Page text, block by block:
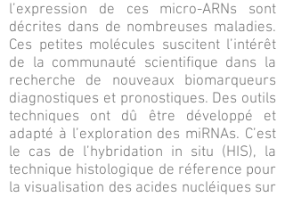
l’expression de ces micro-ARNs sont
décrites dans de nombreuses maladies.
Ces petites molécules suscitent l’intérêt
de la communauté scientifique dans la
recherche de nouveaux biomarqueurs
diagnostiques et pronostiques. Des outils
techniques ont dû être développé et
adapté à l’exploration des miRNAs. C’est
le cas de l’hybridation in situ (HIS), la
technique histologique de réference pour
la visualisation des acides nucléiques sur